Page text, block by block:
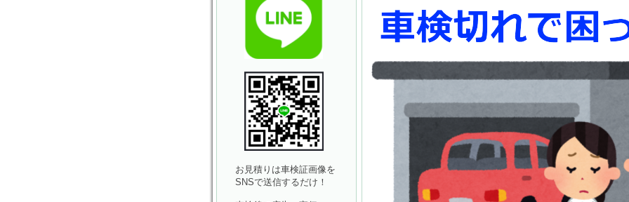
お見積りは車検証画像を
SNSで送信するだけ！